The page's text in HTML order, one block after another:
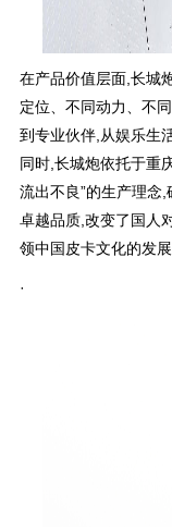
在产品价值层面,长城
定位、不同动力、不
到专业伙伴,从娱乐生
同时,长城炮依托于重
流出不良”的生产理念
卓越品质,改变了国人
领中国皮卡文化的发展
·